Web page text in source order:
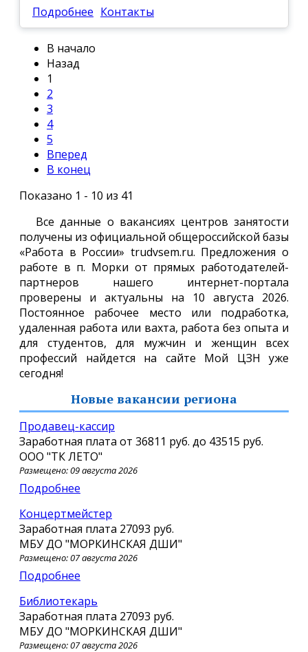
Подробнее Контакты
В начало
Назад
1
2
3
4
5
Вперед
В конец
Показано 1 - 10 из 41
Все данные о вакансиях центров занятости
получены из официальной общероссийской базы
«Работа в России» trudvsem.ru. Предложения о
работе в п. Морки от прямых работодателей-
партнеров нашего интернет-портала
проверены и актуальны на 10 августа 2026.
Постоянное рабочее место или подработка,
удаленная работа или вахта, работа без опыта и
для студентов, для мужчин и женщин всех
профессий найдется на сайте Мой ЦЗН уже
сегодня!
Новые вакансии региона
Продавец-кассир
Заработная плата от 36811 руб. до 43515 руб.
ООО "ТК ЛЕТО"
Размещено: 09 августа 2026
Подробнее
Концертмейстер
Заработная плата 27093 руб.
МБУ ДО "МОРКИНСКАЯ ДШИ"
Размещено: 07 августа 2026
Подробнее
Библиотекарь
Заработная плата 27093 руб.
МБУ ДО "МОРКИНСКАЯ ДШИ"
Размещено: 07 августа 2026